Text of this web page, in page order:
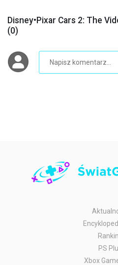
Disney•Pixar Cars 2: The
(0)
PS
Xbox